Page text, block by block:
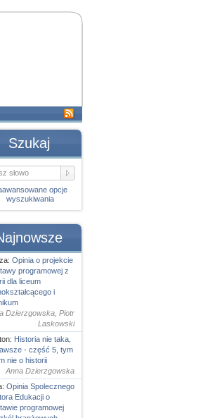
Szukaj
opcje
wyszukiwania
Opinia o projekcie
programowej z
dla liceum
i
Dzierzgowska, Piotr
Laskowski
Historia nie taka,
- część 5, tym
nie o historii
Anna Dzierzgowska
Opinia Spolecznego
Edukacji o
programowej